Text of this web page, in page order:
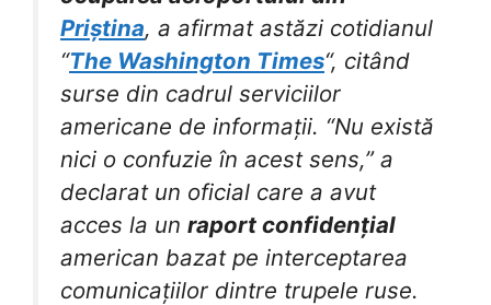
Priștina, a afirmat astăzi cotidianul
“The Washington Times“, citând
surse din cadrul serviciilor
americane de informații. “Nu există
nici o confuzie în acest sens,” a
declarat un oficial care a avut
acces la un raport confidențial
american bazat pe interceptarea
comunicațiilor dintre trupele ruse.